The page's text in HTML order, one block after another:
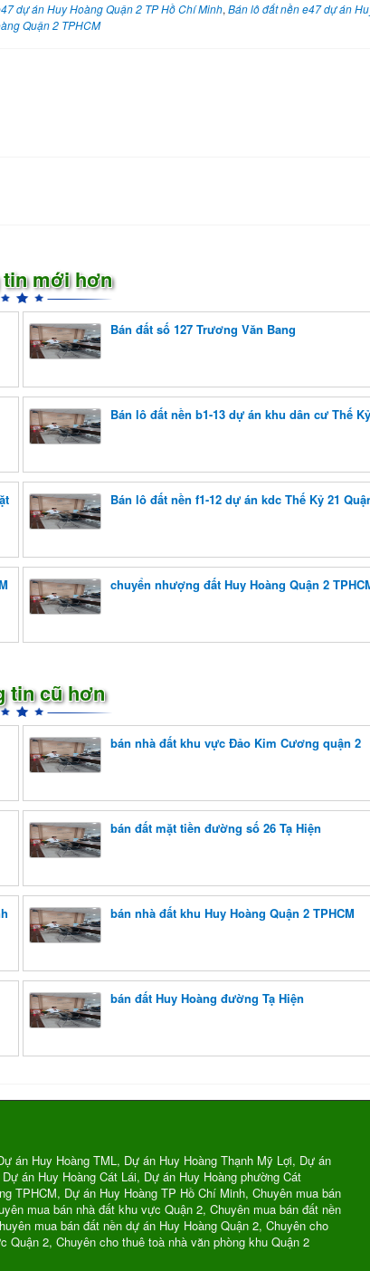
dự án Huy Hoàng Quận 2 TP Hồ Chí Minh, Bán lô đất nền e47 dự án
Quận 2 TPHCM
mới hơn
Bán đất số 127 Trương Văn Bang
Bán lô đất nền b1-13 dự án khu dân cư Thế
Bán lô đất nền f1-12 dự án kdc Thế Kỷ 21
chuyển nhượng đất Huy Hoàng Quận 2
tin cũ hơn
bán nhà đất khu vực Đảo Kim Cương quận 2
bán đất mặt tiền đường số 26 Tạ Hiện
bán nhà đất khu Huy Hoàng Quận 2 TPHCM
bán đất Huy Hoàng đường Tạ Hiện
án Huy Hoàng TML, Dự án Huy Hoàng Thạnh Mỹ Lợi, Dự án
án Huy Hoàng Cát Lái, Dự án Huy Hoàng phường Cát
TPHCM, Dự án Huy Hoàng TP Hồ Chí Minh, Chuyên mua bán
mua bán nhà đất khu vực Quận 2, Chuyên mua bán đất nền
mua bán đất nền dự án Huy Hoàng Quận 2, Chuyên cho
Quận 2, Chuyên cho thuê toà nhà văn phòng khu Quận 2